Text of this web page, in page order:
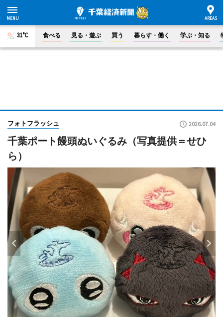
31°C 食べる 見る・遊ぶ 買う 暮らす・働く 学ぶ・知る
フォトフラッシュ 2026.07.04
千葉ポート饅頭ぬいぐるみ（写真提供＝せひ
ら）